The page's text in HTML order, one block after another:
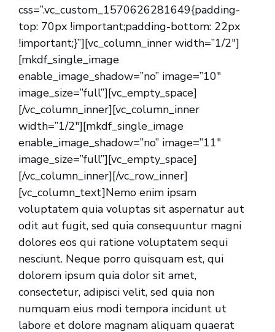
css=”.vc_custom_1570626281649{padding-
top: 70px !important;padding-bottom: 22px
!important;}”][vc_column_inner width=”1/2″]
[mkdf_single_image
enable_image_shadow=”no” image=”10″
image_size=”full”][vc_empty_space]
[/vc_column_inner][vc_column_inner
width=”1/2″][mkdf_single_image
enable_image_shadow=”no” image=”11″
image_size=”full”][vc_empty_space]
[/vc_column_inner][/vc_row_inner]
[vc_column_text]Nemo enim ipsam
voluptatem quia voluptas sit aspernatur aut
odit aut fugit, sed quia consequuntur magni
dolores eos qui ratione voluptatem sequi
nesciunt. Neque porro quisquam est, qui
dolorem ipsum quia dolor sit amet,
consectetur, adipisci velit, sed quia non
numquam eius modi tempora incidunt ut
labore et dolore magnam aliquam quaerat